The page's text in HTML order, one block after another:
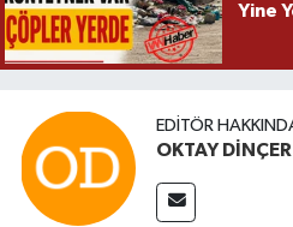
Yine
EDITÖR
OKTAY DİNÇER